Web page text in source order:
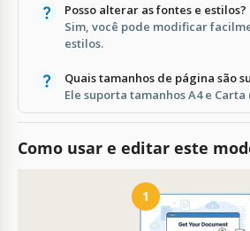
Posso alterar as fontes e estilos?
Sim, você pode modificar
estilos.
Quais tamanhos de página são
Ele suporta tamanhos A4 e Carta
Como usar e editar este
1